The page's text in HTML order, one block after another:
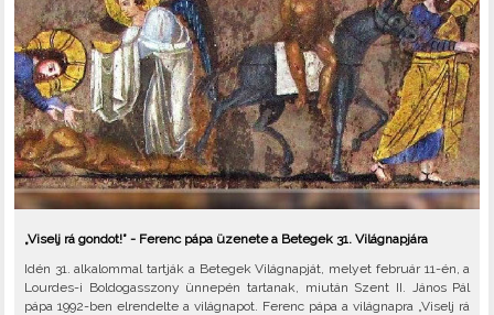
„Viselj rá gondot!” - Ferenc pápa üzenete a Betegek 31. Világnapjára
Idén 31. alkalommal tartják a Betegek Világnapját, melyet február 11-én, a
Lourdes-i Boldogasszony ünnepén tartanak, miután Szent II. János Pál
pápa 1992-ben elrendelte a világnapot. Ferenc pápa a világnapra „Viselj rá